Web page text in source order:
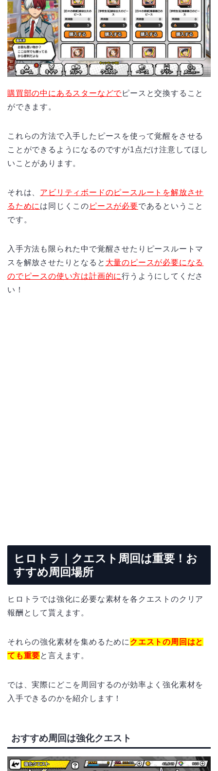
購買部の中にあるスターなどでピースと交換すること
ができます。
これらの方法で入手したピースを使って覚醒をさせる
ことができるようになるのですが1点だけ注意してほし
いことがあります。
それは、 アビリティボードのピースルートを解放させ
るために は同じくこの ピースが必要であるということ
です。
入手方法も限られた中で覚醒させたりピースルートマ
スを解放させたりとなると 大量のピースが必要になる
のでピースの使い方は計画的に行うようにしてくださ
い！
ヒロトラ｜クエスト周回は重要！お
すすめ周回場所
ヒロトラでは強化に必要な素材を各クエストのクリア
報酬として貰えます。
それらの強化素材を集めるために クエストの周回はと
ても重要と言えます。
では、実際にどこを周回するのが効率よく強化素材を
入手できるのかを紹介します！
おすすめ周回は強化クエスト